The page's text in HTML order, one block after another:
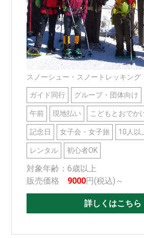
スノーシュー・スノートレッキング
ガイド同行 グループ・団体向け
午前 現地払い こどもとおでか
記念日 女子会・女子旅 10人以
レンタル 初心者OK
対象年齢：6歳以上
販売価格 9000円(税込)～
詳しくはこちら